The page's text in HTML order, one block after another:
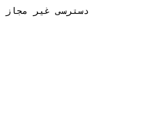
دسترسی غیر مجاز